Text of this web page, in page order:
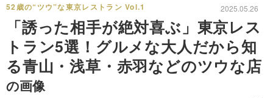
52歳の“ツウ”な東京レストラン Vol.1 2025.05.26
「誘った相手が絶対喜ぶ」東京レス
トラン5選！グルメな大人だから知
る青山・浅草・赤羽などのツウな店
の画像